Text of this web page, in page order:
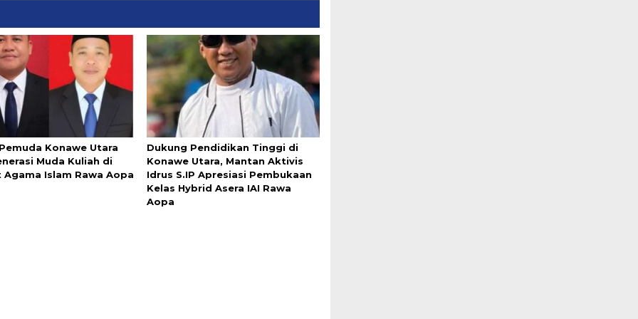
Konawe Utara
Muda Kuliah di
Islam Rawa Aopa
Dukung Pendidikan Tinggi di
Konawe Utara, Mantan Aktivis
Idrus S.IP Apresiasi Pembukaan
Kelas Hybrid Asera IAI Rawa
Aopa